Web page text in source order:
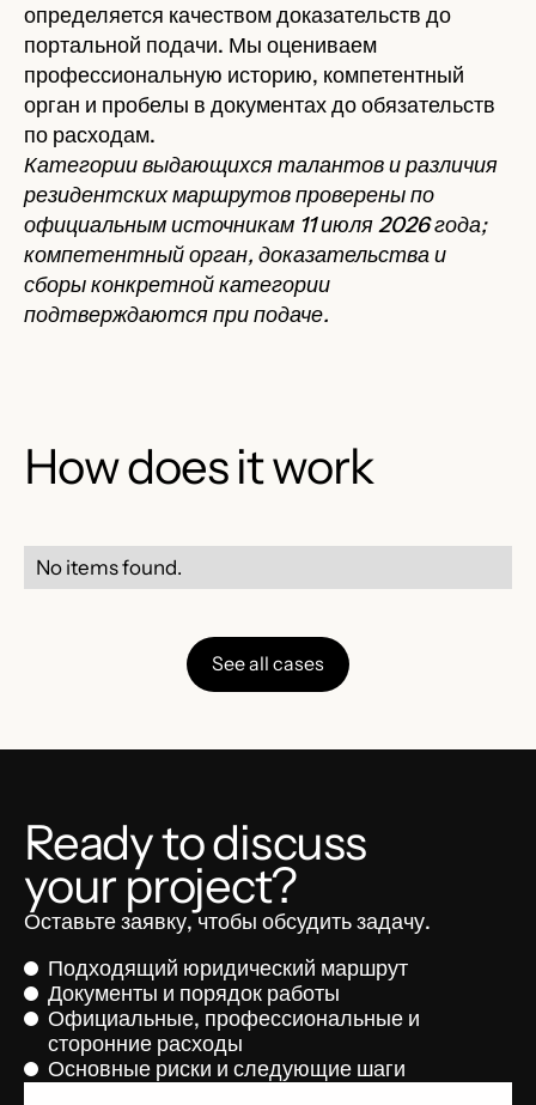
определяется качеством доказательств до
портальной подачи. Мы оцениваем
профессиональную историю, компетентный
орган и пробелы в документах до обязательств
по расходам.
Категории выдающихся талантов и различия
резидентских маршрутов проверены по
официальным источникам 11 июля 2026 года;
компетентный орган, доказательства и
сборы конкретной категории
подтверждаются при подаче.
How does it work
No items found.
See all cases
Ready to discuss
your project?
Оставьте заявку, чтобы обсудить задачу.
Подходящий юридический маршрут
Документы и порядок работы
Официальные, профессиональные и
сторонние расходы
Основные риски и следующие шаги